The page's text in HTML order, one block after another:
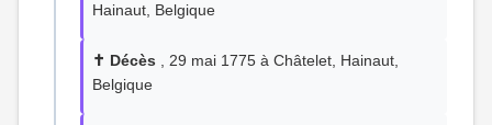
Hainaut, Belgique
✝️ Décès , 29 mai 1775 à Châtelet, Hainaut,
Belgique